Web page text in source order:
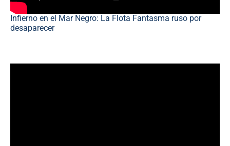
Infierno en el Mar Negro: La Flota Fantasma ruso por
desaparecer